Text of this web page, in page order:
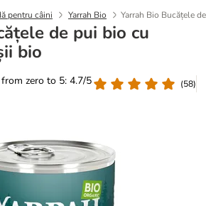
pentru câini Yarrah Bio Yarrah Bio Bucățele
de pui bio cu
bio
zero to 5: 4.7/5
(58)